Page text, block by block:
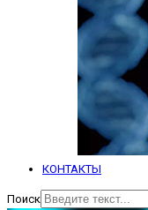
КОНТАКТЫ
Поиск